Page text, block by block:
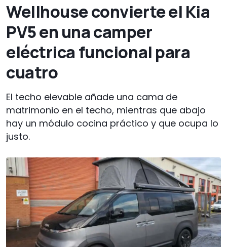
Wellhouse convierte el Kia
PV5 en una camper
eléctrica funcional para
cuatro
El techo elevable añade una cama de
matrimonio en el techo, mientras que abajo
hay un módulo cocina práctico y que ocupa lo
justo.